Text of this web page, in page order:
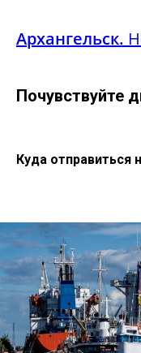
Архангельск.
Почувствуйте
Куда отправиться